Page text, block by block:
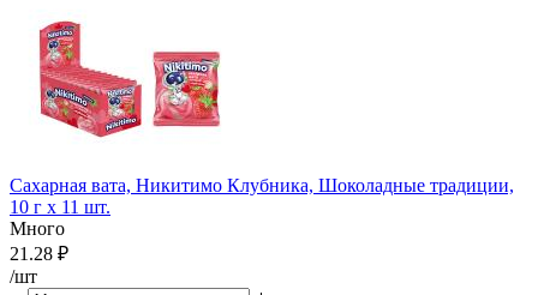
Сахарная вата, Никитимо Клубника, Шоколадные традиции,
10 г х 11 шт.
Много
21.28 ₽
/шт